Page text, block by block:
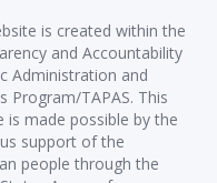
is created within the
and Accountability
Administration and
Program/TAPAS. This
is made possible by the
support of the
people through the